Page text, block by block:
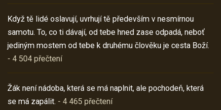
Když tě lidé oslavují, uvrhují tě především v nesmírnou
samotu. To, co ti dávají, od tebe hned zase odpadá, neboť
jediným mostem od tebe k druhému člověku je cesta Boží.
- 4 504 přečtení
Žák není nádoba, která se má naplnit, ale pochodeň, která
se má zapálit. - 4 465 přečtení